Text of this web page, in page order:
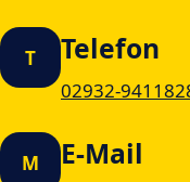
T Telefon
02932-
M E-Mail